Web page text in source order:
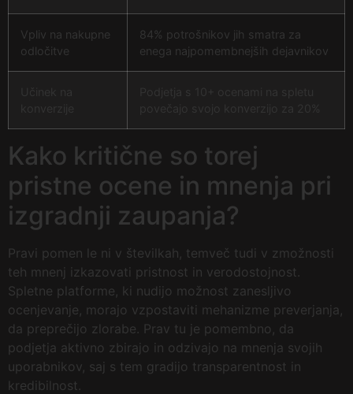
Vpliv na nakupne
odločitve
84% potrošnikov jih smatra za
enega najpomembnejših dejavnikov
Kako kritične so torej
pristne ocene in mnenja pri
izgradnji zaupanja?
Pravi pomen le ni v številkah, temveč tudi v zmožnosti
teh mnenj izkazovati pristnost in verodostojnost.
Spletne platforme, ki nudijo možnost zanesljivo
ocenjevanje, morajo vzpostaviti mehanizme preverjanja,
da preprečijo zlorabe. Prav tu je pomembno, da
podjetja aktivno zbirajo in odzivajo na mnenja svojih
uporabnikov, saj s tem gradijo transparentnost in
kredibilnost.